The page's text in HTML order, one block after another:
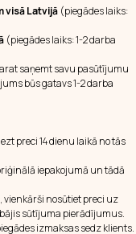
visā Latvijā (piegādes laiks:
(piegādes laiks: 1-2 darba
saņemt savu pasūtījumu
būs gatavs 1-2 darba
preci 14 dienu laikā no tās
iepakojumā un tādā
nosūtiet preci uz
sūtījuma pierādījumus.
izmaksas sedz klients.